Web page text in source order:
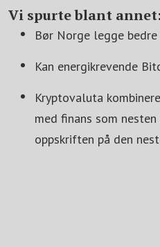
Vi spurte blant annet:
Bør Norge legge
Kan energikrevende
Kryptovaluta
med finans som
oppskriften på den